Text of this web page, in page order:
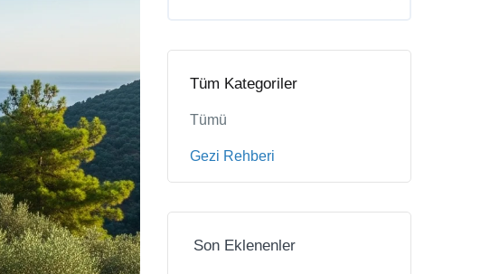
Tüm Kategoriler
Tümü
Gezi Rehberi
Son Eklenenler